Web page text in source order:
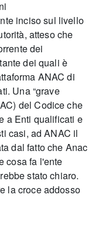
inciso sul livello
atteso che
dei
dei quali è
ANAC di
Una “grave
del Codice che
a Enti qualificati e
casi, ad ANAC il
dal fatto che Anac
cosa fa l'ente
stato chiaro.
la croce addosso